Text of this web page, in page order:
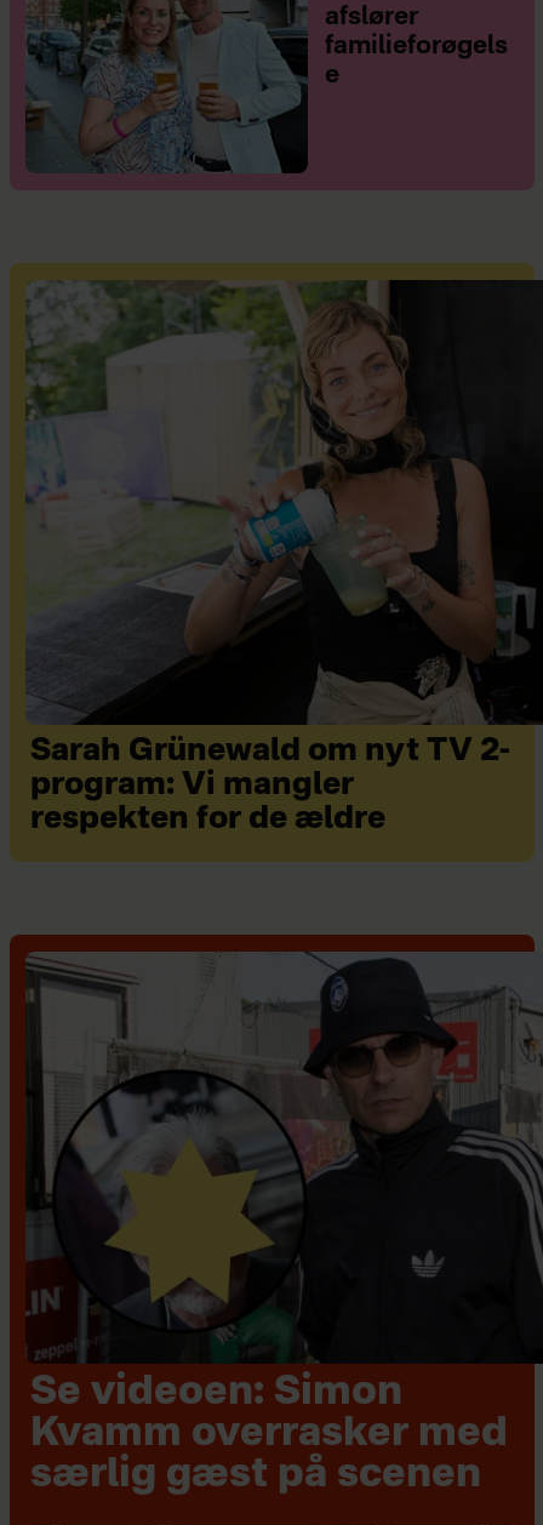
afslører
familieforøgels
e
Sarah Grünewald om nyt TV 2-
program: Vi mangler
respekten for de ældre
Se videoen: Simon
Kvamm overrasker med
særlig gæst på scenen